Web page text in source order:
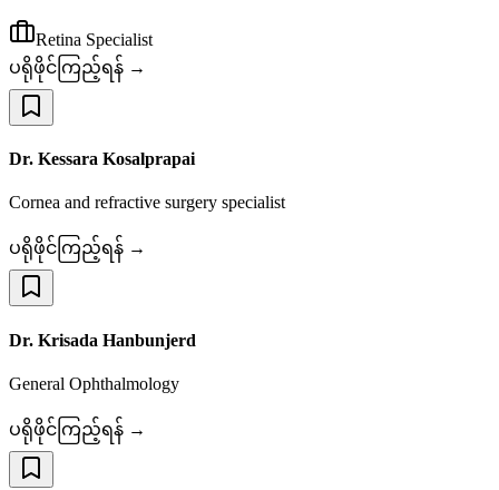
Retina Specialist
ပရိုဖိုင်ကြည့်ရန် →
Dr. Kessara Kosalprapai
Cornea and refractive surgery specialist
ပရိုဖိုင်ကြည့်ရန် →
Dr. Krisada Hanbunjerd
General Ophthalmology
ပရိုဖိုင်ကြည့်ရန် →